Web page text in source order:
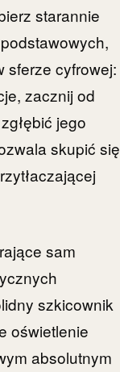
starannie
sferze cyfrowej:
zacznij od
jego
skupić się
sam
szkicownik
oświetlenie
absolutnym